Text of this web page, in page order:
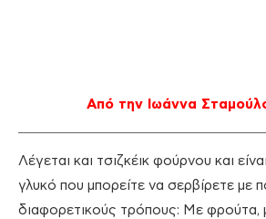
Από την Ιωάννα
Λέγεται και τσιζκέικ φούρνου και
γλυκό που μπορείτε να σερβίρετε με
διαφορετικούς τρόπους: Με φρούτα,